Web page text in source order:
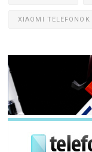
XIAOMI TELEFONOK